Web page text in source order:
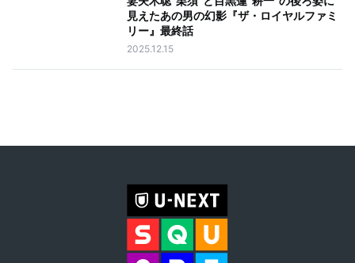
見えたあの男の幻影『ザ・ロイヤルファミ
リー』最終話
2025.12.15